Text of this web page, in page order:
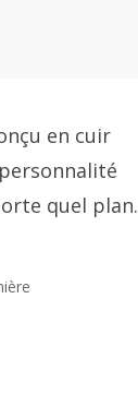
en cuir
quel plan.